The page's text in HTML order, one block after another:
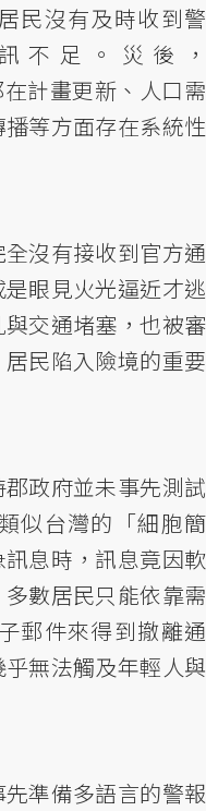
民沒有及時收到警
不足。災後，
計畫更新、人口需
等方面存在系統性
沒有接收到官方通
眼見火光逼近才逃
交通堵塞，也被審
民陷入險境的重要
政府並未事先測試
似台灣的「細胞簡
息時，訊息竟因軟
數居民只能依靠需
郵件來得到撤離通
無法觸及年輕人與
準備多語言的警報